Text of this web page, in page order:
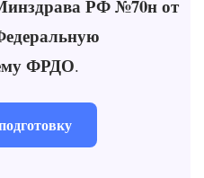
РФ №70н от
ФРДО.